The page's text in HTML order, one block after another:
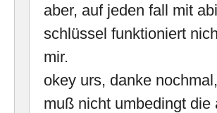
aber, auf jeden fall mit abi
schlüssel funktioniert
mir.
okey urs, danke
muß nicht umbedingt die